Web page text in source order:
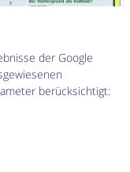
der Google
berücksichtigt: